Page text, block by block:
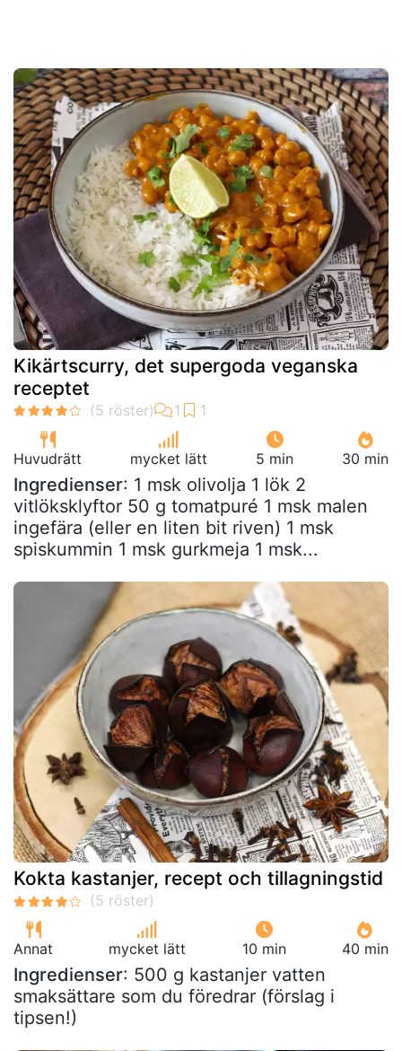
Kikärtscurry, det supergoda veganska
receptet
Huvudrätt mycket lätt 5 min 30 min
Ingredienser: 1 msk olivolja 1 lök 2
vitlöksklyftor 50 g tomatpuré 1 msk malen
ingefära (eller en liten bit riven) 1 msk
spiskummin 1 msk gurkmeja 1 msk...
Kokta kastanjer, recept och tillagningstid
Annat mycket lätt 10 min 40 min
Ingredienser: 500 g kastanjer vatten
smaksättare som du föredrar (förslag i
tipsen!)